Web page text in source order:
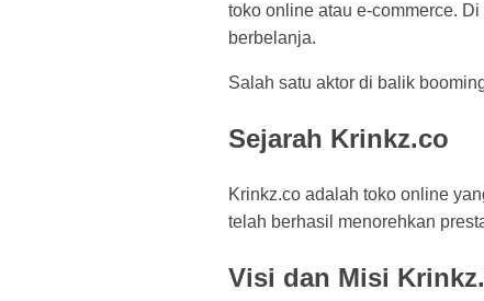
toko online atau e-commerce.
berbelanja.
Salah satu aktor di balik
Sejarah Krinkz.co
Krinkz.co adalah toko online
telah berhasil menorehkan
Visi dan Misi